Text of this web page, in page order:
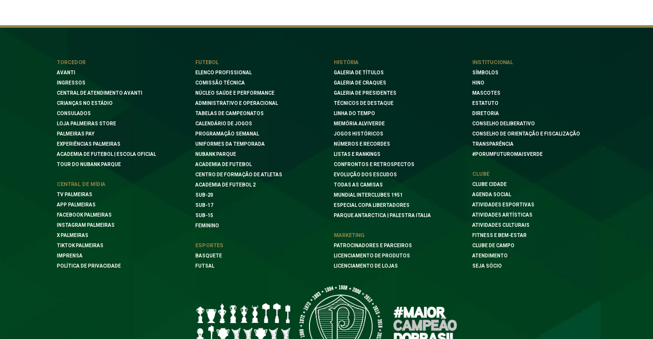
TORCEDOR
AVANTI
INGRESSOS
CENTRAL DE ATENDIMENTO AVANTI
CRIANÇAS NO ESTÁDIO
CONSULADOS
LOJA PALMEIRAS STORE
PALMEIRAS PAY
EXPERIÊNCIAS PALMEIRAS
ACADEMIA DE FUTEBOL | ESCOLA OFICIAL
TOUR DO NUBANK PARQUE
CENTRAL DE MÍDIA
TV PALMEIRAS
APP PALMEIRAS
FACEBOOK PALMEIRAS
INSTAGRAM PALMEIRAS
X PALMEIRAS
TIKTOK PALMEIRAS
IMPRENSA
POLÍTICA DE PRIVACIDADE
FUTEBOL
ELENCO PROFISSIONAL
COMISSÃO TÉCNICA
NÚCLEO SAÚDE E PERFORMANCE
ADMINISTRATIVO E OPERACIONAL
TABELAS DE CAMPEONATOS
CALENDÁRIO DE JOGOS
PROGRAMAÇÃO SEMANAL
UNIFORMES DA TEMPORADA
NUBANK PARQUE
ACADEMIA DE FUTEBOL
CENTRO DE FORMAÇÃO DE ATLETAS
ACADEMIA DE FUTEBOL 2
SUB-20
SUB-17
SUB-15
FEMININO
ESPORTES
BASQUETE
FUTSAL
HISTÓRIA
GALERIA DE TÍTULOS
GALERIA DE CRAQUES
GALERIA DE PRESIDENTES
TÉCNICOS DE DESTAQUE
LINHA DO TEMPO
MEMÓRIA ALVIVERDE
JOGOS HISTÓRICOS
NÚMEROS E RECORDES
LISTAS E RANKINGS
CONFRONTOS E RETROSPECTOS
EVOLUÇÃO DOS ESCUDOS
TODAS AS CAMISAS
MUNDIAL INTERCLUBES 1951
ESPECIAL COPA LIBERTADORES
PARQUE ANTARCTICA | PALESTRA ITALIA
MARKETING
PATROCINADORES E PARCEIROS
LICENCIAMENTO DE PRODUTOS
LICENCIAMENTO DE LOJAS
INSTITUCIONAL
SÍMBOLOS
HINO
MASCOTES
ESTATUTO
DIRETORIA
CONSELHO DELIBERATIVO
CONSELHO DE ORIENTAÇÃO E FISCALIZAÇÃO
TRANSPARÊNCIA
#PORUMFUTUROMAISVERDE
CLUBE
CLUBE CIDADE
AGENDA SOCIAL
ATIVIDADES ESPORTIVAS
ATIVIDADES ARTÍSTICAS
ATIVIDADES CULTURAIS
FITNESS E BEM-ESTAR
CLUBE DE CAMPO
ATENDIMENTO
SEJA SÓCIO